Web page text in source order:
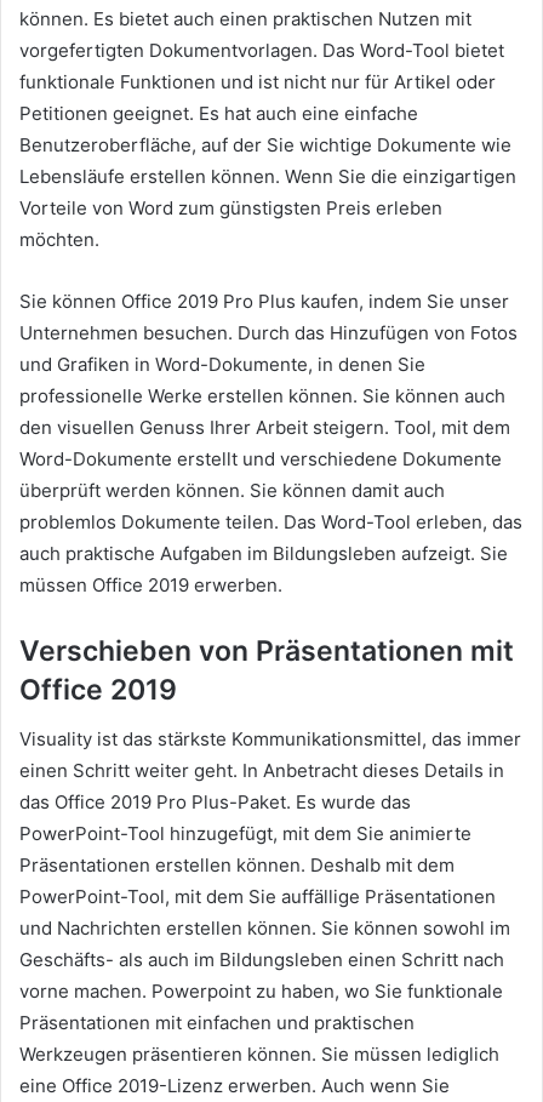
können. Es bietet auch einen praktischen Nutzen mit
vorgefertigten Dokumentvorlagen. Das Word-Tool bietet
funktionale Funktionen und ist nicht nur für Artikel oder
Petitionen geeignet. Es hat auch eine einfache
Benutzeroberfläche, auf der Sie wichtige Dokumente wie
Lebensläufe erstellen können. Wenn Sie die einzigartigen
Vorteile von Word zum günstigsten Preis erleben
möchten.
Sie können Office 2019 Pro Plus kaufen, indem Sie unser
Unternehmen besuchen. Durch das Hinzufügen von Fotos
und Grafiken in Word-Dokumente, in denen Sie
professionelle Werke erstellen können. Sie können auch
den visuellen Genuss Ihrer Arbeit steigern. Tool, mit dem
Word-Dokumente erstellt und verschiedene Dokumente
überprüft werden können. Sie können damit auch
problemlos Dokumente teilen. Das Word-Tool erleben, das
auch praktische Aufgaben im Bildungsleben aufzeigt. Sie
müssen Office 2019 erwerben.
Verschieben von Präsentationen mit
Office 2019
Visuality ist das stärkste Kommunikationsmittel, das immer
einen Schritt weiter geht. In Anbetracht dieses Details in
das Office 2019 Pro Plus-Paket. Es wurde das
PowerPoint-Tool hinzugefügt, mit dem Sie animierte
Präsentationen erstellen können. Deshalb mit dem
PowerPoint-Tool, mit dem Sie auffällige Präsentationen
und Nachrichten erstellen können. Sie können sowohl im
Geschäfts- als auch im Bildungsleben einen Schritt nach
vorne machen. Powerpoint zu haben, wo Sie funktionale
Präsentationen mit einfachen und praktischen
Werkzeugen präsentieren können. Sie müssen lediglich
eine Office 2019-Lizenz erwerben. Auch wenn Sie